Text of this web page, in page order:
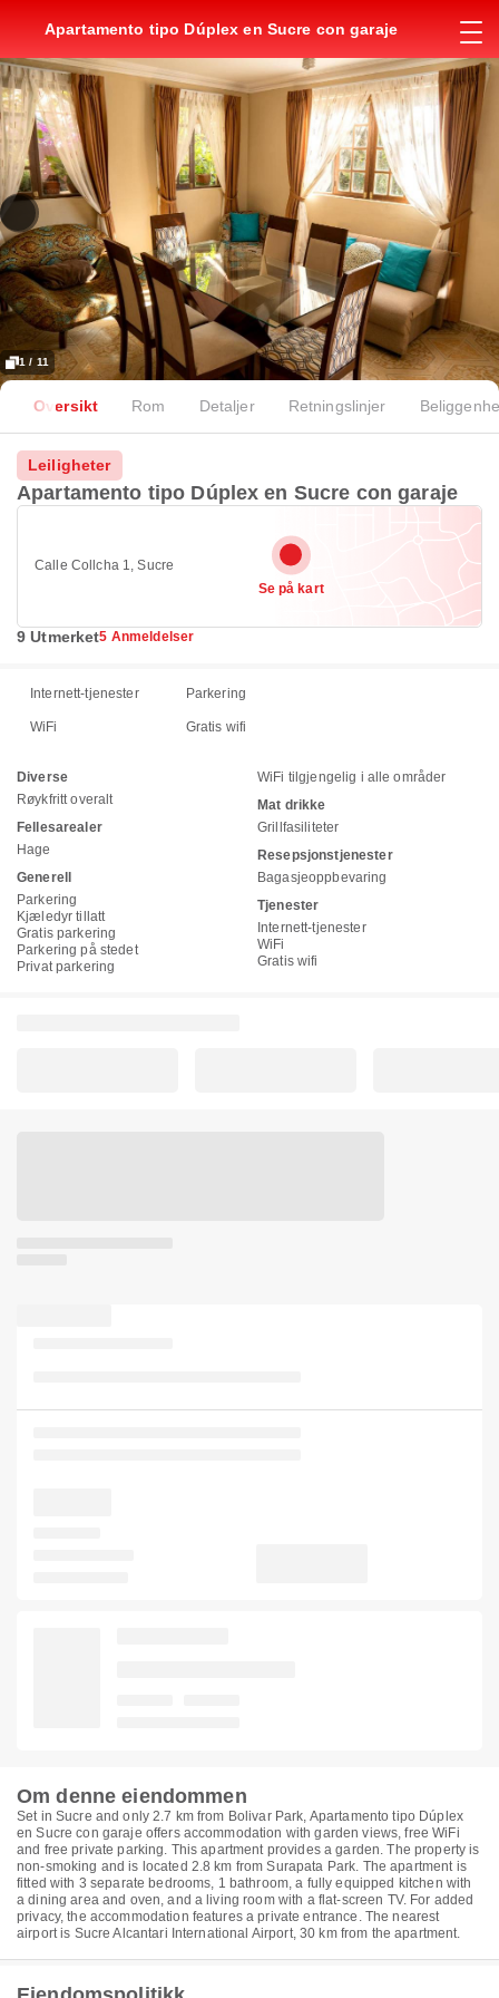
Apartamento tipo Dúplex en Sucre con garaje
1 / 11
Oversikt Rom Detaljer Retningslinjer
Leiligheter
Apartamento tipo Dúplex en Sucre con garaje
Calle Collcha 1, Sucre
Se på kart
9 Utmerket5 Anmeldelser
Internett-tjenester Parkering
WiFi Gratis wifi
Diverse
Røykfritt overalt
Fellesarealer
Hage
Generell
Parkering
Kjæledyr tillatt
Gratis parkering
Parkering på stedet
Privat parkering
WiFi tilgjengelig i alle områder
Mat drikke
Grillfasiliteter
Resepsjonstjenester
Bagasjeoppbevaring
Tjenester
Internett-tjenester
WiFi
Gratis wifi
Om denne eiendommen
Set in Sucre and only 2.7 km from Bolivar Park, Apartamento tipo Dúplex
en Sucre con garaje offers accommodation with garden views, free WiFi
and free private parking. This apartment provides a garden. The property is
non-smoking and is located 2.8 km from Surapata Park. The apartment is
fitted with 3 separate bedrooms, 1 bathroom, a fully equipped kitchen with
a dining area and oven, and a living room with a flat-screen TV. For added
privacy, the accommodation features a private entrance. The nearest
airport is Sucre Alcantari International Airport, 30 km from the apartment.